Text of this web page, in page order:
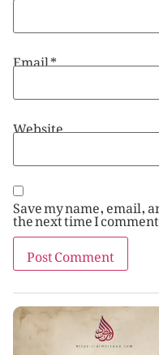
Email*
Website
Save my name, email,
the next time I